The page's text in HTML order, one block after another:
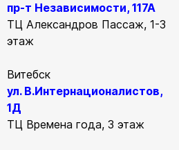
пр-т Независимости, 117А
ТЦ Александров Пассаж, 1-3
этаж
Витебск
ул. В.Интернационалистов,
1Д
ТЦ Времена года, 3 этаж